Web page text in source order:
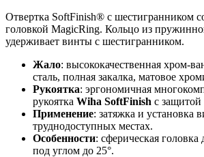
Отвертка SoftFinish® с шестигранником
головкой MagicRing. Кольцо из
удерживает винты с шестигранником.
Жало: высококачественная хром-
сталь, полная закалка, матовое
Рукоятка: эргономичная
рукоятка Wiha SoftFinish с защитой
Применение: затяжка и установка
труднодоступных местах.
Особенности: сферическая головка
под углом до 25°.